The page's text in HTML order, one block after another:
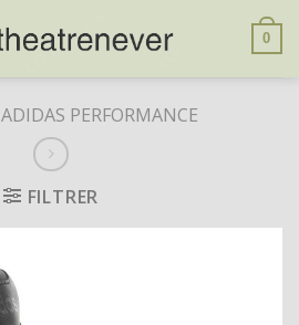
0
ADIDAS PERFORMANCE
FILTRER